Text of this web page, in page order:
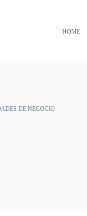
HOME
DE NEGOCIO